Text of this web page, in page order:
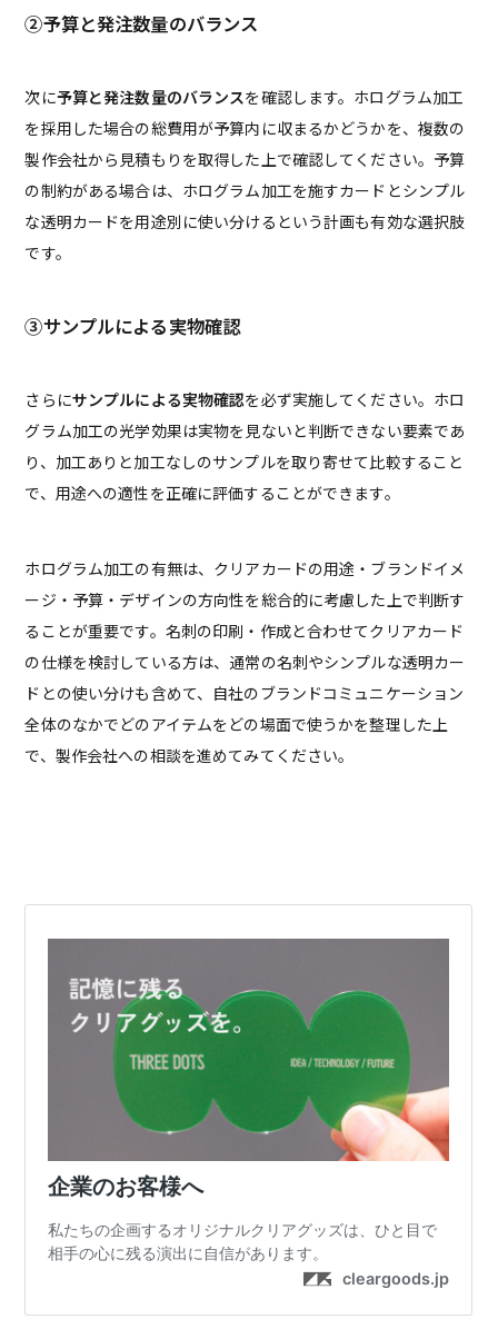
②予算と発注数量のバランス
次に予算と発注数量のバランスを確認します。ホログラム加工
を採用した場合の総費用が予算内に収まるかどうかを、複数の
製作会社から見積もりを取得した上で確認してください。予算
の制約がある場合は、ホログラム加工を施すカードとシンプル
な透明カードを用途別に使い分けるという計画も有効な選択肢
です。
③サンプルによる実物確認
さらにサンプルによる実物確認を必ず実施してください。ホロ
グラム加工の光学効果は実物を見ないと判断できない要素であ
り、加工ありと加工なしのサンプルを取り寄せて比較すること
で、用途への適性を正確に評価することができます。
ホログラム加工の有無は、クリアカードの用途・ブランドイメ
ージ・予算・デザインの方向性を総合的に考慮した上で判断す
ることが重要です。名刺の印刷・作成と合わせてクリアカード
の仕様を検討している方は、通常の名刺やシンプルな透明カー
ドとの使い分けも含めて、自社のブランドコミュニケーション
全体のなかでどのアイテムをどの場面で使うかを整理した上
で、製作会社への相談を進めてみてください。